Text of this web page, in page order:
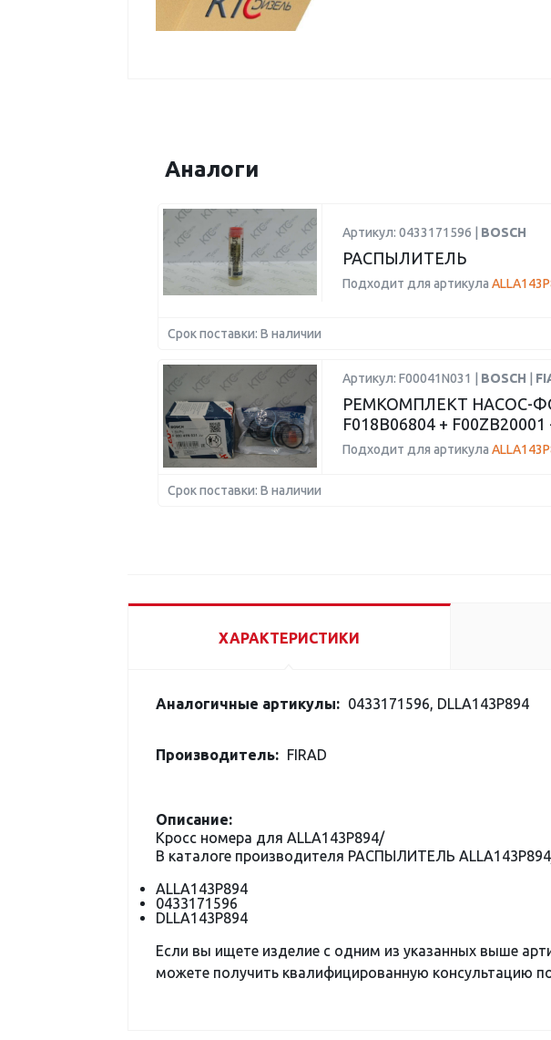
Аналоги
Артикул: 0433171596 | BOSCH
РАСПЫЛИТЕЛЬ
Подходит для артикула
Срок поставки: В наличии
Артикул: F00041N031 | BOSCH
РЕМКОМПЛЕКТ НАСОС-
F018B06804 +
Подходит для артикула
Срок поставки: В наличии
ХАРАКТЕРИСТИКИ
Аналогичные артикулы: 0433171596, DLLA143P894
Производитель: FIRAD
Описание:
Кросс номера для ALLA143P894/
В каталоге производителя РАСПЫЛИТЕЛЬ
ALLA143P894
0433171596
DLLA143P894
Если вы ищете изделие с одним из указанных выше
можете получить квалифицированную консультацию